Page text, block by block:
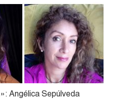
Angélica Sepúlveda